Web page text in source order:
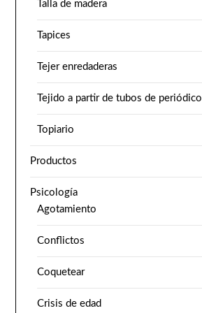
Talla de madera
Tapices
Tejer enredaderas
Tejido a partir de tubos de periódico
Topiario
Productos
Psicología
Agotamiento
Conflictos
Coquetear
Crisis de edad